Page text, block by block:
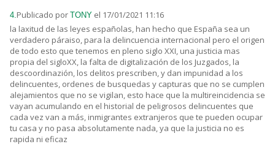
4.Publicado por TONY el 17/01/2021 11:16
la laxitud de las leyes españolas, han hecho que España sea un
verdadero páraiso, para la delincuencia internacional pero el origen
de todo esto que tenemos en pleno siglo XXI, una justicia mas
propia del sigloXX, la falta de digitalización de los Juzgados, la
descoordinazión, los delitos prescriben, y dan impunidad a los
delincuentes, ordenes de busquedas y capturas que no se cumplen
alejamientos que no se vigilan, esto hace que la multireincidencia se
vayan acumulando en el historial de peligrosos delincuentes que
cada vez van a más, inmigrantes extranjeros que te pueden ocupar
tu casa y no pasa absolutamente nada, ya que la justicia no es
rapida ni eficaz